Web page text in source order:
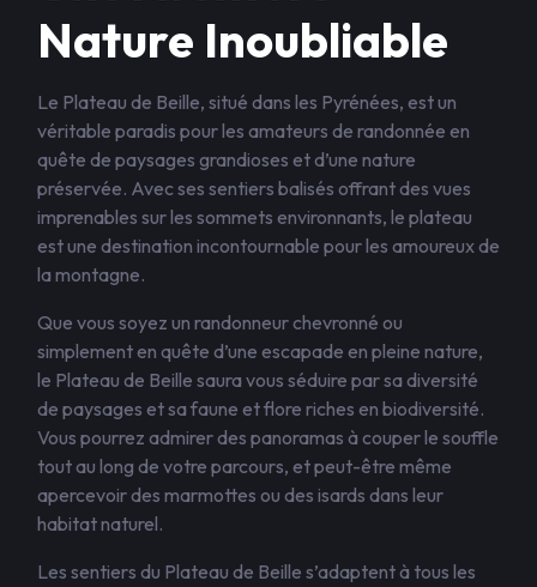
Nature Inoubliable
Le Plateau de Beille, situé dans les Pyrénées, est un
véritable paradis pour les amateurs de randonnée en
quête de paysages grandioses et d’une nature
préservée. Avec ses sentiers balisés offrant des vues
imprenables sur les sommets environnants, le plateau
est une destination incontournable pour les amoureux de
la montagne.
Que vous soyez un randonneur chevronné ou
simplement en quête d’une escapade en pleine nature,
le Plateau de Beille saura vous séduire par sa diversité
de paysages et sa faune et flore riches en biodiversité.
Vous pourrez admirer des panoramas à couper le souffle
tout au long de votre parcours, et peut-être même
apercevoir des marmottes ou des isards dans leur
habitat naturel.
Les sentiers du Plateau de Beille s’adaptent à tous les